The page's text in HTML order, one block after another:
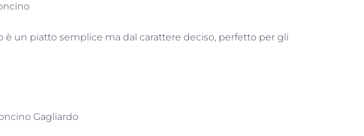
è un piatto semplice ma dal carattere deciso, perfetto per gli
Gagliardo